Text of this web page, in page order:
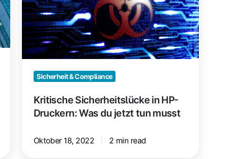
HP-
Druckern:
Was
du
jetzt
tun Sicherheit & Compliance
Kritische Sicherheitslücke in HP-
Druckern: Was du jetzt tun musst
Oktober 18, 2022 2 min read